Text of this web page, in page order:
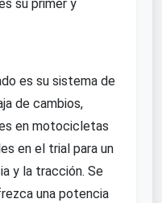
es su sistema de
de cambios,
en motocicletas
en el trial para un
y la tracción. Se
una potencia